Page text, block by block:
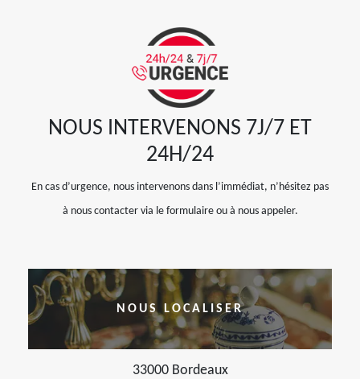
NOUS INTERVENONS 7J/7 ET
24H/24
En cas d’urgence, nous intervenons dans l’immédiat, n’hésitez pas
à nous contacter via le formulaire ou à nous appeler.
NOUS LOCALISER
33000 Bordeaux